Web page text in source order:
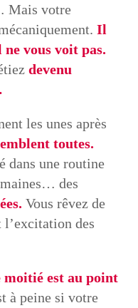
Mais votre
Il
ne vous voit pas.
devenu
les unes après
toutes.
dans une routine
des
Vous rêvez de
des
est au point
à peine si votre